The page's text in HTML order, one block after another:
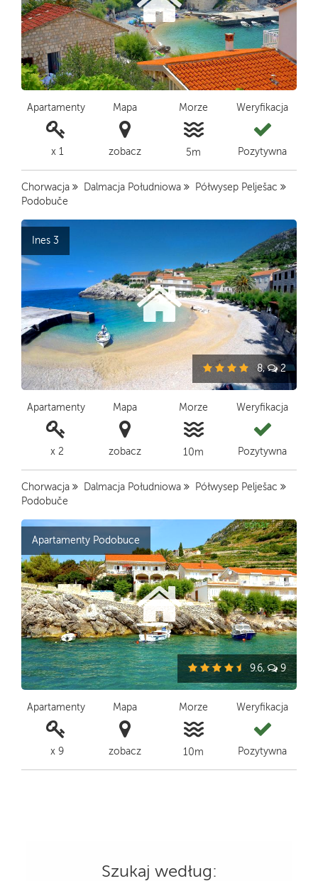
Apartamenty
x 1
Mapa
zobacz
Morze
5m
Weryfikacja
Pozytywna
Chorwacja Dalmacja Południowa
Półwysep Pelješac
Podobuče
Ines 3
8, 2
Apartamenty
x 2
Mapa
zobacz
Morze
10m
Weryfikacja
Pozytywna
Chorwacja Dalmacja Południowa
Półwysep Pelješac
Podobuče
Apartamenty Podobuce
9.6, 9
Apartamenty
x 9
Mapa
zobacz
Morze
10m
Weryfikacja
Pozytywna
Szukaj według: